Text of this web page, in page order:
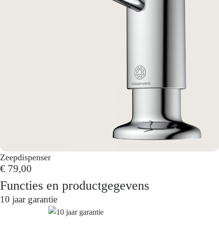
Zeepdispenser
€ 79,00
Functies en productgegevens
10 jaar garantie